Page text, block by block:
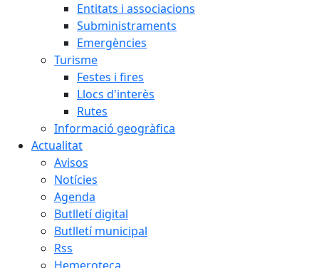
Entitats i associacions
Subministraments
Emergències
Turisme
Festes i fires
Llocs d'interès
Rutes
Informació geogràfica
Actualitat
Avisos
Notícies
Agenda
Butlletí digital
Butlletí municipal
Rss